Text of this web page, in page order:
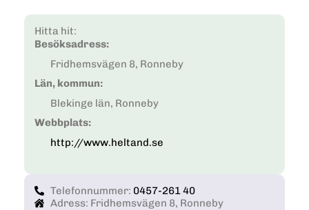
Hitta hit:
Besöksadress:
Fridhemsvägen 8, Ronneby
Län, kommun:
Blekinge län, Ronneby
Webbplats:
http://www.heltand.se
Telefonnummer: 0457-261 40
Adress: Fridhemsvägen 8, Ronneby